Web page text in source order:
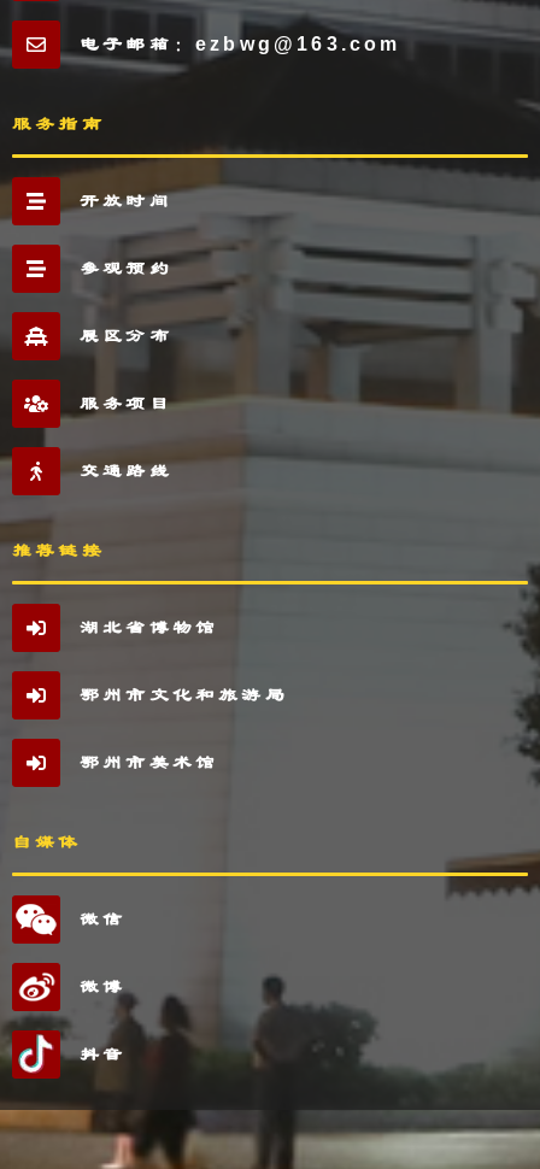
电子邮箱：ezbwg@163.com
服务指南
开放时间
参观预约
展区分布
服务项目
交通路线
推荐链接
湖北省博物馆
鄂州市文化和旅游局
鄂州市美术馆
自媒体
微信
微博
抖音